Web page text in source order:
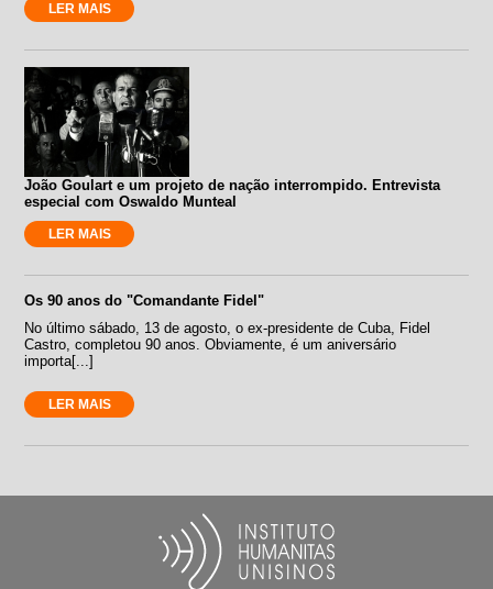
LER MAIS
João Goulart e um projeto de nação interrompido. Entrevista
especial com Oswaldo Munteal
LER MAIS
Os 90 anos do "Comandante Fidel"
No último sábado, 13 de agosto, o ex-presidente de Cuba, Fidel
Castro, completou 90 anos. Obviamente, é um aniversário
importa[...]
LER MAIS